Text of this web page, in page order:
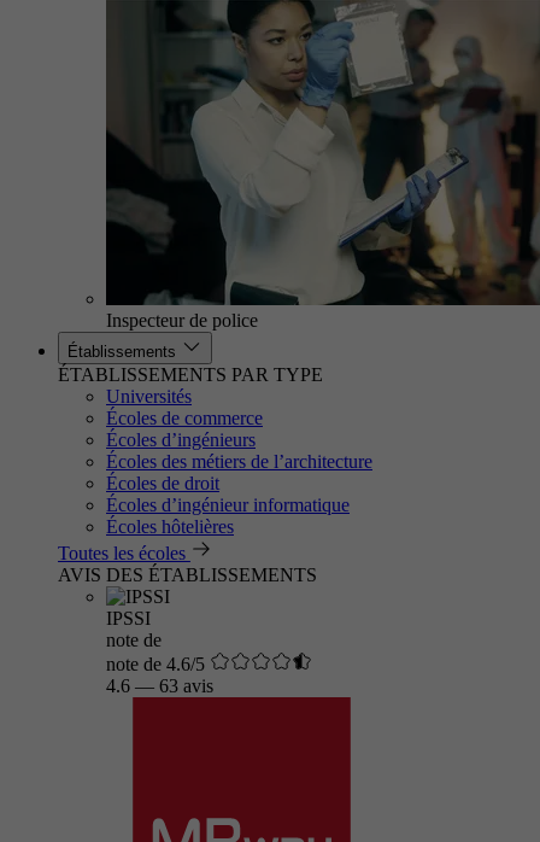
Inspecteur de police
Établissements
ÉTABLISSEMENTS PAR TYPE
Universités
Écoles de commerce
Écoles d’ingénieurs
Écoles des métiers de l’architecture
Écoles de droit
Écoles d’ingénieur informatique
Écoles hôtelières
Toutes les écoles
AVIS DES ÉTABLISSEMENTS
IPSSI
note de
note de 4.6/5
4.6 — 63 avis